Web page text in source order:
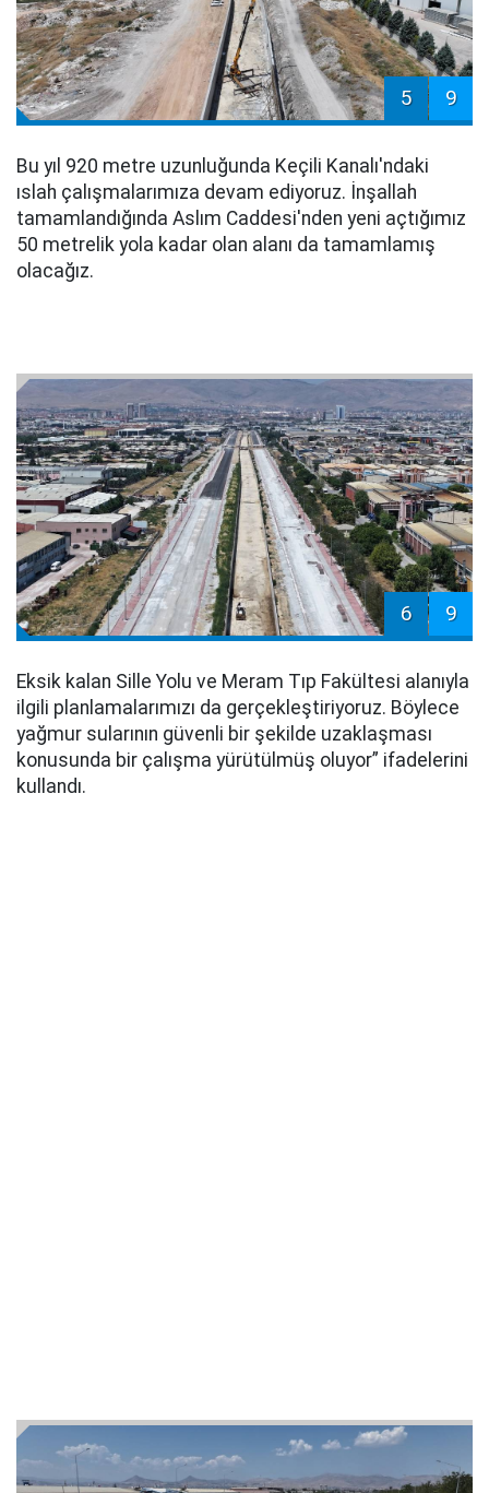
5 9
Bu yıl 920 metre uzunluğunda Keçili Kanalı'ndaki
ıslah çalışmalarımıza devam ediyoruz. İnşallah
tamamlandığında Aslım Caddesi'nden yeni açtığımız
50 metrelik yola kadar olan alanı da tamamlamış
olacağız.
6 9
Eksik kalan Sille Yolu ve Meram Tıp Fakültesi alanıyla
ilgili planlamalarımızı da gerçekleştiriyoruz. Böylece
yağmur sularının güvenli bir şekilde uzaklaşması
konusunda bir çalışma yürütülmüş oluyor” ifadelerini
kullandı.